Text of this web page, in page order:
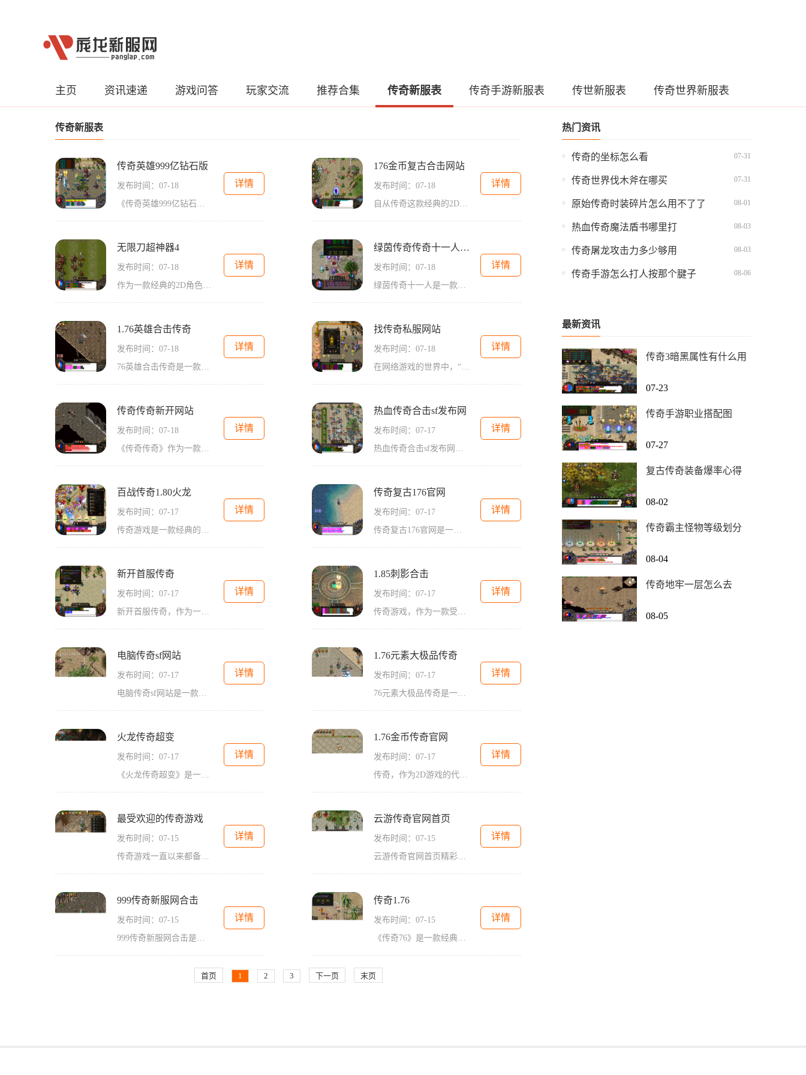
主页 资讯速递 游戏问答 玩家交流 推荐合集 传奇新服表 传奇手游新服表 传世新服表 传奇世界新服表
传奇新服表
传奇英雄999亿钻石版
发布时间：07-18
《传奇英雄999亿钻石版》是一款备受瞩目的传奇游戏，它带给玩家们2D游戏的视觉享受，让他们沉浸在角色扮演的世界中。这款游戏的最大亮点不仅仅在于精美的画面和丰富的剧情，更重
详情
176金币复古合击网站
发布时间：07-18
自从传奇这款经典的2D游戏问世以来，就吸引了无数玩家的关注和热爱。角色扮演、万人在线、玩家互动等特点使得传奇成为了一个经典不衰的游戏类型。而176金币复古合击网站作为一家
详情
无限刀超神器4
发布时间：07-18
作为一款经典的2D角色扮演游戏，《无限刀超神器4》以其万人在线的玩法、精彩的副本设计、刺激的4PK系统、爆装的玩法、自由交易和多人在线交互等特点赢得了无数玩家的喜爱。传奇
详情
绿茵传奇传奇十一人官网
发布时间：07-18
绿茵传奇十一人是一款备受期待的足球题材手游，是由著名游戏开发商绿茵游戏精心打造的一款全民足球竞技手游。游戏以足球为主题，以11人制足球比赛为核心玩法，将带给玩家真实震
详情
1.76英雄合击传奇
发布时间：07-18
76英雄合击传奇是一款经典的2D角色扮演游戏，是传奇游戏系列的最新力作。这款游戏以其画面精良、玩法丰富以及玩家互动的特点，吸引了众多玩家的关注。在1.76英雄合击传奇中，玩家
详情
找传奇私服网站
发布时间：07-18
在网络游戏的世界中，“找传奇私服网站”以其独特的魅力，在2D游戏界矗立了自己的一席之地。185传奇是一款以经典传奇游戏为蓝本打造的2D角色扮演游戏，它保留了传统传奇的核心玩
详情
传奇传奇新开网站
发布时间：07-18
《传奇传奇》作为一款历史悠久、玩家众多的经典网络游戏，一直以来都深受广大玩家的喜爱。而《传奇传奇新开网站》恰好作为这款经典游戏的新版登场，为广大玩家带来全新的游戏
详情
热血传奇合击sf发布网
发布时间：07-17
热血传奇合击sf发布网是一款经典的多人在线游戏，拥有独特的玩法和丰富的游戏内容。在这个游戏中，玩家可以选择多种不同的职业，并与其他玩家组队冒险，共同探索一个充满挑战和
详情
百战传奇1.80火龙
发布时间：07-17
传奇游戏是一款经典的2D角色扮演游戏，其中之一就是"百战传奇1.80火龙"。火龙版本是传奇游戏中非常经典的一个版本，它融合了传奇游戏的各种特色玩法，以及丰富多样的内容，吸引了
详情
传奇复古176官网
发布时间：07-17
传奇复古176官网是一款备受欢迎的多人在线角色扮演游戏。该游戏以中世纪为背景，玩家可以选择不同的职业角色，并且在一个充满冒险和挑战的幻想世界中展开探险。在传奇复古176官
详情
新开首服传奇
发布时间：07-17
新开首服传奇，作为一款大型多人在线角色扮演游戏（MMORPG），在游戏界引起了极大的热潮。它以其精美的画面、刺激的战斗以及丰富多样的游戏内容深受玩家的喜爱。下面将为大家介
详情
1.85刺影合击
发布时间：07-17
传奇游戏，作为一款受欢迎的2D游戏类型，以其独特的玩法和丰富多样的传奇世界吸引了众多玩家的追捧。而1.85刺影合击作为一款经典传奇作品，以其独特的游戏体验和精彩的玩法令人
详情
电脑传奇sf网站
发布时间：07-17
电脑传奇sf网站是一款经典的2D游戏，它以角色扮演为主题，吸引了无数玩家的关注。这款游戏拥有万人在线的特点，玩家可以与其他玩家进行互动，在虚拟的游戏世界中展开一场精彩的
详情
1.76元素大极品传奇
发布时间：07-17
76元素大极品传奇是一款极具代表性的传奇游戏，它的上线引起了广大玩家的热烈关注。作为一款2D游戏，它延续了传奇游戏一贯的风格，给玩家们带来了独特而真实的角色扮演体验。万
详情
火龙传奇超变
发布时间：07-17
《火龙传奇超变》是一款经典的传奇2D游戏，极富角色扮演的特点，采用万人在线模式，玩家可以与其他玩家互动。游戏中的主城是玩家们展示自我实力、交流互动的重要场所。游戏还设
详情
1.76金币传奇官网
发布时间：07-17
传奇，作为2D游戏的代表，是角色扮演游戏中最为经典的一款。当年的传奇游戏曾席卷整个游戏界，成为当时最受欢迎的网游。而新一代的1.76金币传奇官网再次为我们带来了熟悉又新鲜
详情
最受欢迎的传奇游戏
发布时间：07-15
传奇游戏一直以来都备受玩家们的喜爱，这款MMORPG游戏成为了很多年轻人的最爱。它以其扣人心弦的剧情、精美的画面和丰富的玩法而闻名。在这个游戏中，玩家可以选择不同的职业、
详情
云游传奇官网首页
发布时间：07-15
云游传奇官网首页精彩纷呈，为玩家打造了一个激动人心的游戏世界。作为一款受欢迎的角色扮演游戏，云游传奇亦保留了经典传奇游戏的基因。无论是对初次接触传奇游戏的玩家，还
详情
999传奇新服网合击
发布时间：07-15
999传奇新服网合击是一款备受玩家喜爱的网络游戏。它以独特的玩法和精美的画面为特点，吸引了无数玩家的关注。下面我们来详细介绍一下这款游戏的具体玩法。999传奇新服网合击的
详情
传奇1.76
发布时间：07-15
《传奇76》是一款经典的网络游戏，也是中国最受欢迎的游戏之一。它的玩法丰富多样，让玩家体验到各种刺激和挑战。下面让我们详细介绍一下这款游戏的具体玩法。《传奇76》是一款
详情
首页 1 2 3 下一页 末页
热门资讯
传奇的坐标怎么看 07-31
传奇世界伐木斧在哪买 07-31
原始传奇时装碎片怎么用不了了 08-01
热血传奇魔法盾书哪里打 08-03
传奇屠龙攻击力多少够用 08-03
传奇手游怎么打人按那个腱子 08-06
最新资讯
传奇3暗黑属性有什么用
07-23
传奇手游职业搭配图
07-27
复古传奇装备爆率心得
08-02
传奇霸主怪物等级划分
08-04
传奇地牢一层怎么去
08-05